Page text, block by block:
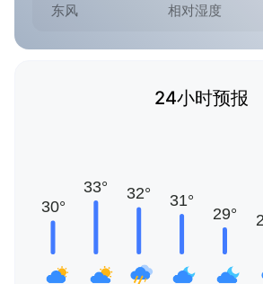
东风 相对湿度
24小时预报